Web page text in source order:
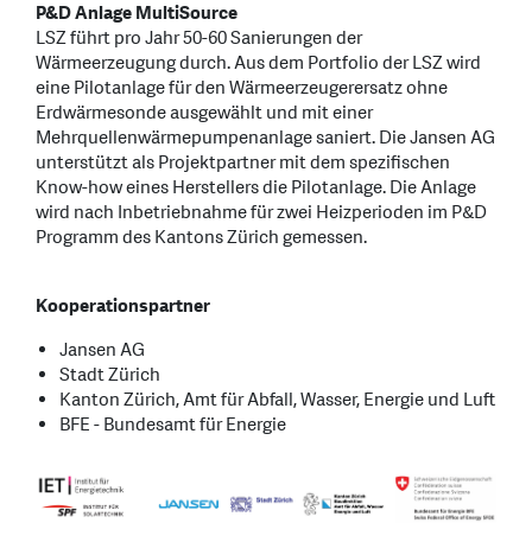
P&D Anlage MultiSource
LSZ führt pro Jahr 50-60 Sanierungen der
Wärmeerzeugung durch. Aus dem Portfolio der LSZ wird
eine Pilotanlage für den Wärmeerzeugerersatz ohne
Erdwärmesonde ausgewählt und mit einer
Mehrquellenwärmepumpenanlage saniert. Die Jansen AG
unterstützt als Projektpartner mit dem spezifischen
Know-how eines Herstellers die Pilotanlage. Die Anlage
wird nach Inbetriebnahme für zwei Heizperioden im P&D
Programm des Kantons Zürich gemessen.
Kooperationspartner
Jansen AG
Stadt Zürich
Kanton Zürich, Amt für Abfall, Wasser, Energie und Luft
BFE - Bundesamt für Energie